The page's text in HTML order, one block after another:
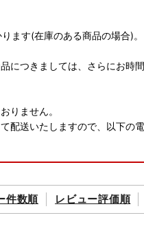
ます(在庫のある商品の場合)。
につきましては、さらにお時
りません。
配送いたしますので、以下の
った場合、権利放棄とみなし
ます。予めご了承ください。
件数順 レビュー評価順